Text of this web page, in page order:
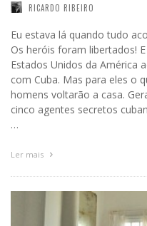
RICARDO RIBEIRO
Eu estava lá quando tudo
Os heróis foram libertados!
Estados Unidos da América
com Cuba. Mas para eles o
homens voltarão a casa.
cinco agentes secretos
…
Ler mais